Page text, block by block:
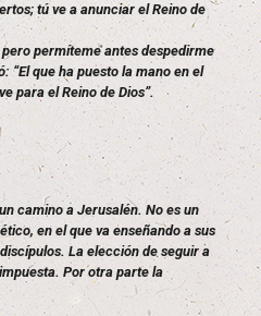
tú ve a anunciar el Reino de
permíteme antes despedirme
“El que ha puesto la mano en el
para el Reino de Dios”.
camino a Jerusalén. No es un
en el que va enseñando a sus
La elección de seguir a
Por otra parte la